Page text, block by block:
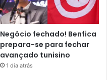
Negócio fechado! Benfica
prepara-se para fechar
avançado tunisino
1 dia atrás